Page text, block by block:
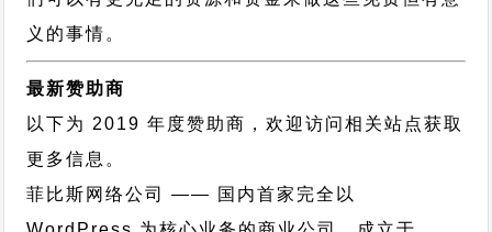
义的事情。
最新赞助商
以下为 2019 年度赞助商，欢迎访问相关站点获取
更多信息。
菲比斯网络公司
—— 国内首家完全以